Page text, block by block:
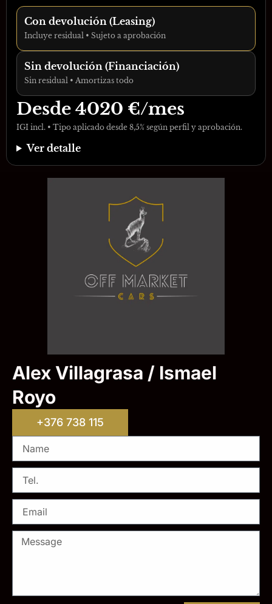
Con devolución (Leasing)
Incluye residual • Sujeto a aprobación
Sin devolución (Financiación)
Sin residual • Amortizas todo
Desde 4020 €/mes
IGI incl. • Tipo aplicado desde 8,5% según perfil y aprobación.
Ver detalle
Alex Villagrasa / Ismael
Royo
+376 738 115